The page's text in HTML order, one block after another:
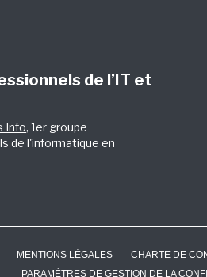
de l’IT et
Info, 1er groupe
de l'informatique en
MENTIONS LÉGALES CHARTE DE
PARAMÈTRES DE GESTION DE LA